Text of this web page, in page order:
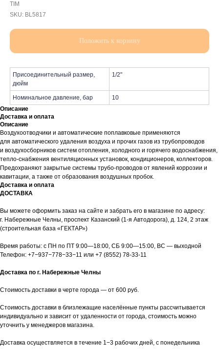
TIM
SKU: BL5817
Положить к корзину
Присоединительный размер,
дюйм
1/2"
Номинальное давление, бар
10
Описание
Доставка и оплата
Описание
Воздухоотводчики и автоматические поплавковые применяются
для автоматического удаления воздуха и прочих газов из трубопроводов
и воздухосборников систем отопления, холодного и горячего водоснабжения,
тепло-снабжения вентиляционных установок, кондиционеров, коллекторов.
Предохраняют закрытые системы трубо-проводов от явлений коррозии и
кавитации, а также от образования воздушных пробок.
Доставка и оплата
ДОСТАВКА
Вы можете оформить заказ на сайте и забрать его в магазине по адресу:
г. Набережные Челны, проспект Казанский (1-я Автодорога), д. 124, 2 этаж
(строительная база «ГЕКТАР»)
Время работы: с ПН по ПТ 9:00—18:00, СБ 9:00—15:00, ВС — выходной
Телефон: +7−937−778−33−11 или +7 (8552) 78-33-11
Доставка по г. Набережные Челны
Стоимость доставки в черте города — от 600 руб.
Стоимость доставки в близлежащие населённые пункты рассчитывается
индивидуально и зависит от удаленности от города, стоимость можно
уточнить у менеджеров магазина.
Доставка осуществляется в течение 1−3 рабочих дней, с понедельника